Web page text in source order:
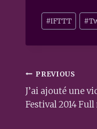
Post
Tags:
#IFTTT #
Post
PREVIOUS
J’ai ajouté une
Festival 2014